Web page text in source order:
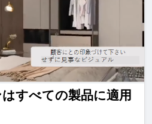
すべての製品に適用